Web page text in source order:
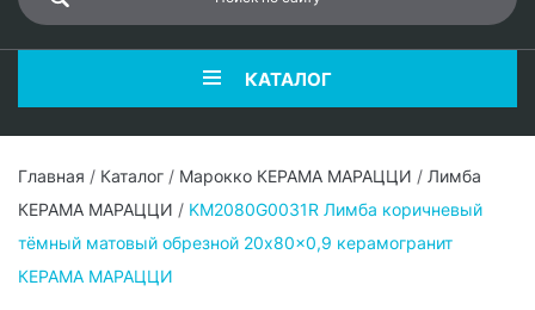
КАТАЛОГ
Главная / Каталог / Марокко КЕРАМА МАРАЦЦИ / Лимба
КЕРАМА МАРАЦЦИ / KM2080G0031R Лимба коричневый
тёмный матовый обрезной 20x80x0,9 керамогранит
КЕРАМА МАРАЦЦИ